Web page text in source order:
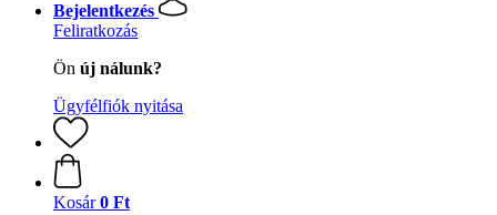
Bejelentkezés
Feliratkozás
Ön új nálunk?
Ügyfélfiók nyitása
Kosár 0 Ft